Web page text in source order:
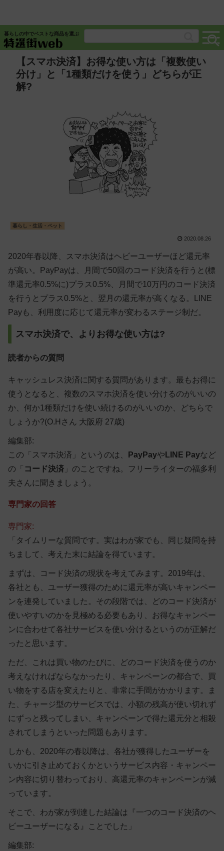
暮らしの中でベストな商品を選ぶ
【スマホ決済】お得な使い方は「複数使い
分け」と「1種類だけを使う」どちらが正
解?
暮らし・生活・ペット
2020.08.26
2020年春以降、スマホ決済はヘビーユーザーほど還元率
が高い。PayPayは、月間で50回のコード決済を行うと(標
準還元率0.5%に)プラス0.5%、月間で10万円のコード決済
を行うとプラス0.5%と、翌月の還元率が高くなる。LINE
Payも、利用度に応じて還元率が変わるステージ制だ。
スマホ決済で、よりお得な使い方は?
読者からの質問
キャッシュレス決済に関する質問があります。最もお得に
使うとなると、複数のスマホ決済を使い分けるのがいいの
か、何か1種類だけを使い続けるのがいいのか、どちらで
しょうか?(O.Hさん 大阪府 27歳)
編集部:
この「スマホ決済」というのは、
PayPayや LINE Payなど
の「 コード決済 」のことですね。フリーライターの福多利
夫さんに聞きましょう。
専門家の回答
専門家:
「タイムリーな質問です。実はわが家でも、同じ疑問を持
ちまして、考えた末に結論を得ています。
まずは、コード決済の現状を考えてみます。2019年は、
各社とも、ユーザー獲得のために還元率が高いキャンペー
ンを連発していました。その段階では、どのコード決済が
使いやすいのかを見極める必要もあり、お得なキャンペー
ンに合わせて各社サービスを使い分けるというのが正解だ
ったと思います。
ただ、これは買い物のたびに、どのコード決済を使うのか
考えなければならなかったり、キャンペーンの都合で、買
い物をする店を変えたりと、非常に手間がかかります。ま
た、チャージ型のサービスでは、小額の残高が使い切れず
にずっと残ってしまい、キャンペーンで得た還元分と相殺
されてしまうといった問題もあります。
しかも、2020年の春以降は、各社が獲得したユーザーを
いかに引き止めておくかというサービス内容・キャンペー
ン内容に切り替わっており、高還元率のキャンペーンが減
っています。
そこで、わが家が到達した結論は『一つのコード決済のヘ
ビーユーザーになる』ことでした」
編集部: